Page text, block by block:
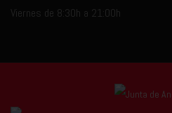
Viernes de 8:30h a 21:00h